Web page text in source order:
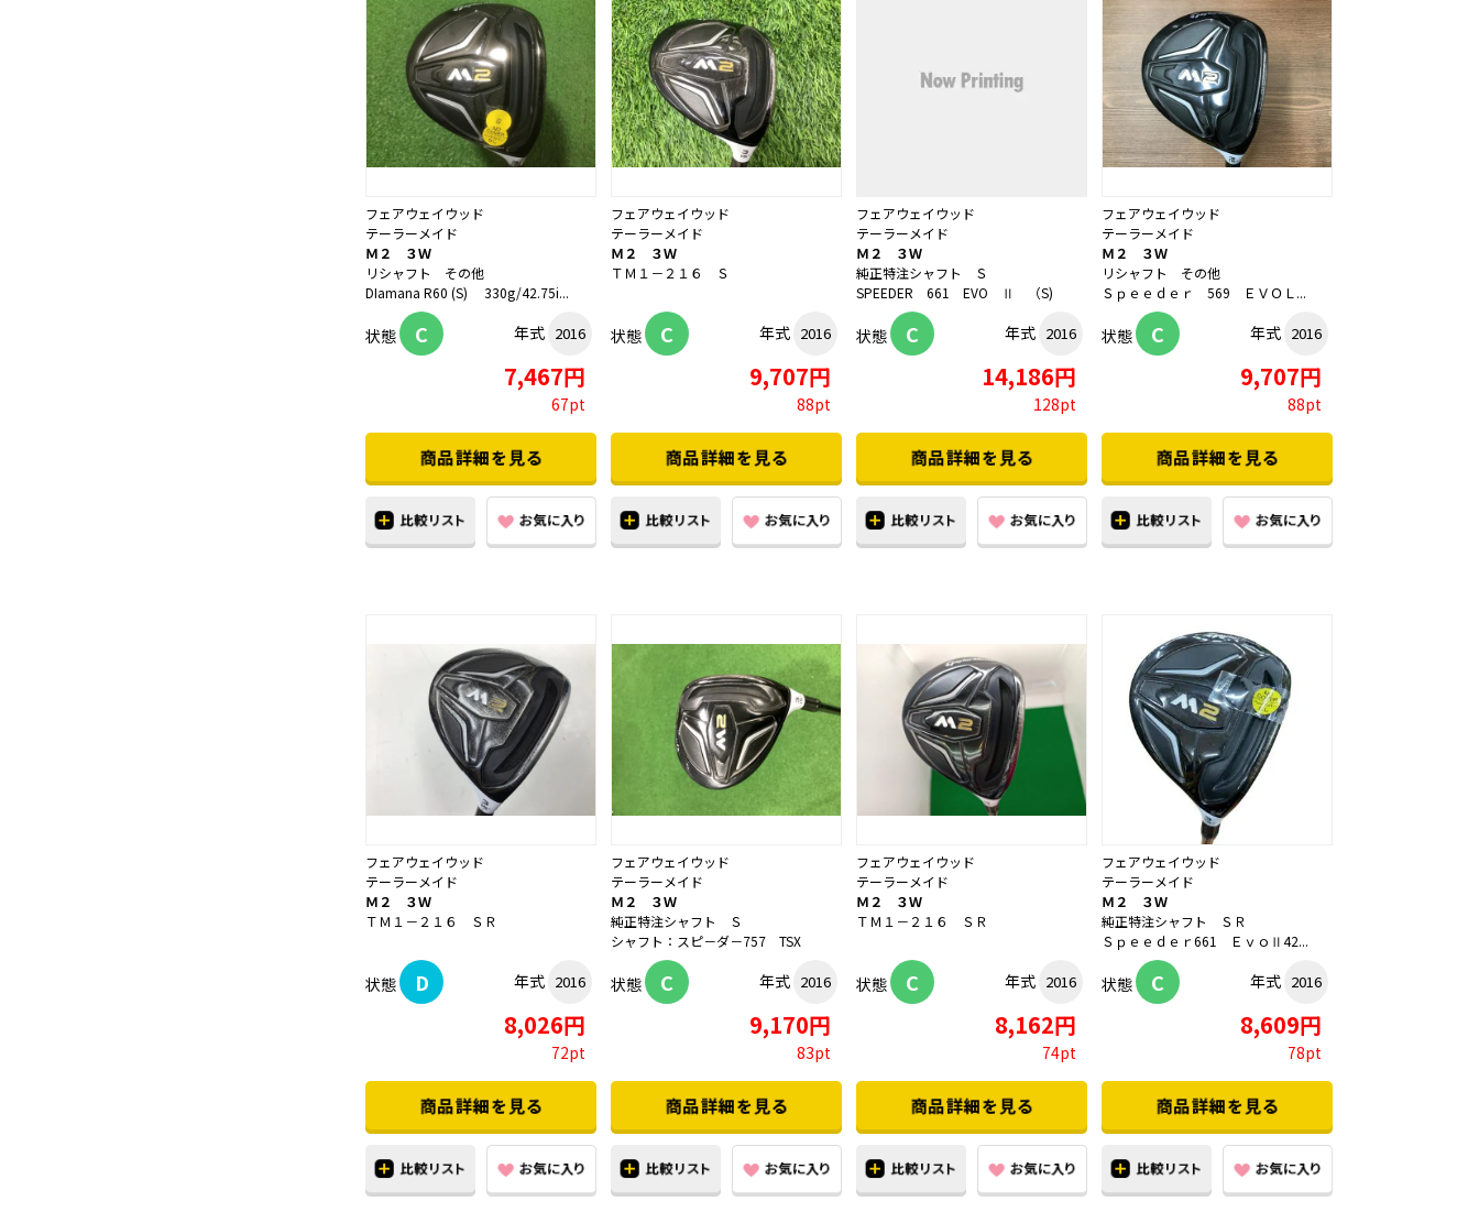
フェアウェイウッド
テーラーメイド
Ｍ２ ３Ｗ
リシャフト その他
DIamana R60 (S) 330g/42.75i...
状態 C 年式 2016
7,467円
67pt
フェアウェイウッド
テーラーメイド
Ｍ２ ３Ｗ
ＴＭ１－２１６ Ｓ
状態 C 年式 2016
9,707円
88pt
フェアウェイウッド
テーラーメイド
Ｍ２ ３Ｗ
純正特注シャフト Ｓ
SPEEDER 661 EVO Ⅱ （S)
状態 C 年式 2016
14,186円
128pt
フェアウェイウッド
テーラーメイド
Ｍ２ ３Ｗ
リシャフト その他
Ｓｐｅｅｄｅｒ 569 ＥＶＯＬ...
状態 C 年式 2016
9,707円
88pt
フェアウェイウッド
テーラーメイド
Ｍ２ ３Ｗ
ＴＭ１－２１６ ＳＲ
状態 D 年式 2016
8,026円
72pt
フェアウェイウッド
テーラーメイド
Ｍ２ ３Ｗ
純正特注シャフト Ｓ
シャフト：スピ－ダ－757 TSX
状態 C 年式 2016
9,170円
83pt
フェアウェイウッド
テーラーメイド
Ｍ２ ３Ｗ
ＴＭ１－２１６ ＳＲ
状態 C 年式 2016
8,162円
74pt
フェアウェイウッド
テーラーメイド
Ｍ２ ３Ｗ
純正特注シャフト ＳＲ
Ｓｐｅｅｄｅｒ661 ＥｖｏⅡ42...
状態 C 年式 2016
8,609円
78pt